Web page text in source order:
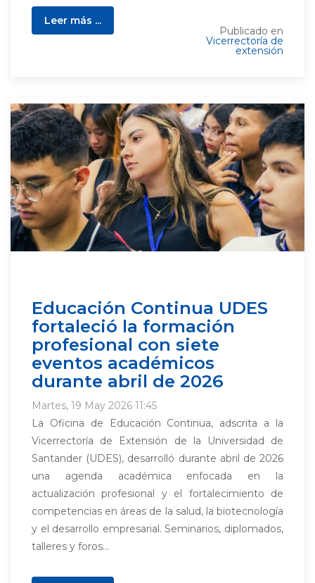
Leer más ...
Publicado en
Vicerrectoría de
extensión
Educación Continua UDES
fortaleció la formación
profesional con siete
eventos académicos
durante abril de 2026
Martes, 19 May 2026 11:45
La Oficina de Educación Continua, adscrita a la
Vicerrectoría de Extensión de la Universidad de
Santander (UDES), desarrolló durante abril de 2026
una agenda académica enfocada en la
actualización profesional y el fortalecimiento de
competencias en áreas de la salud, la biotecnología
y el desarrollo empresarial. Seminarios, diplomados,
talleres y foros...